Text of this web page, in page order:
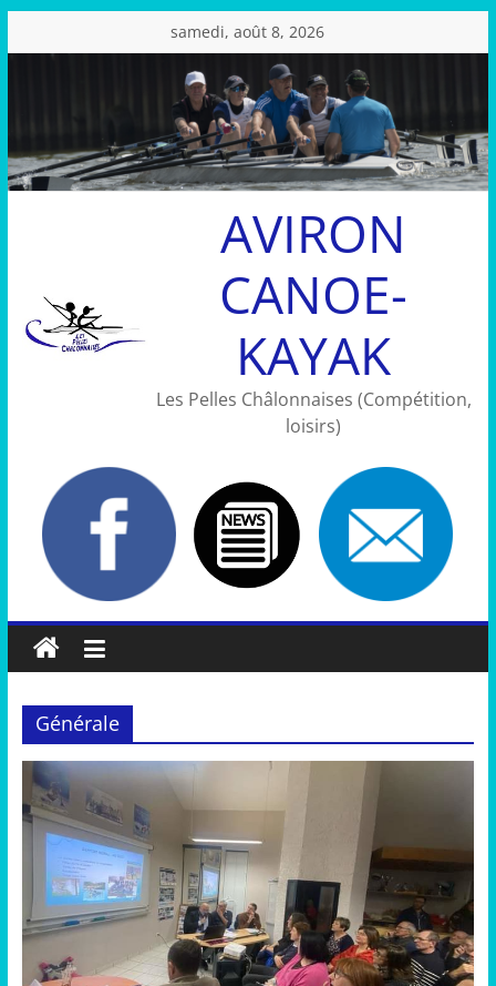
au
samedi, août 8, 2026
AVIRON
CANOE-
KAYAK
Les Pelles Châlonnaises (Compétition,
loisirs)
Générale